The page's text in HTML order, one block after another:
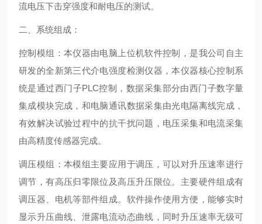
流电压下击穿强度和耐电压的测试。
二、系统组成：
控制模组：本仪器由电脑上位机软件控制，是我公司自主
研发的全新第三代介电强度检测仪器，本仪器核心控制系
统是通过西门子PLC控制，数据采集部分由西门子数字量
集成模块完成，和电脑通讯数据采集由光电隔离线完成，
有效解决试验过程中的抗干扰问题，电压采集和电流采集
由高精度传感器完成。
调压模组：本模组主要应用于调压，可以对升压速率进行
调节，有高压归零限位及高压升压限位。主要硬件组成有
调压器、电机等部件组成。软件操作使用方便，能够实时
显示升压曲线、泄露电流动态曲线，同时升压速率无级可